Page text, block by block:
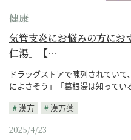
健康
気管支炎にお悩みの方にお
仁湯」【…
ドラッグストアで陳列されてい
によさそう」「葛根湯は知って
漢方
漢方薬
2025/4/23